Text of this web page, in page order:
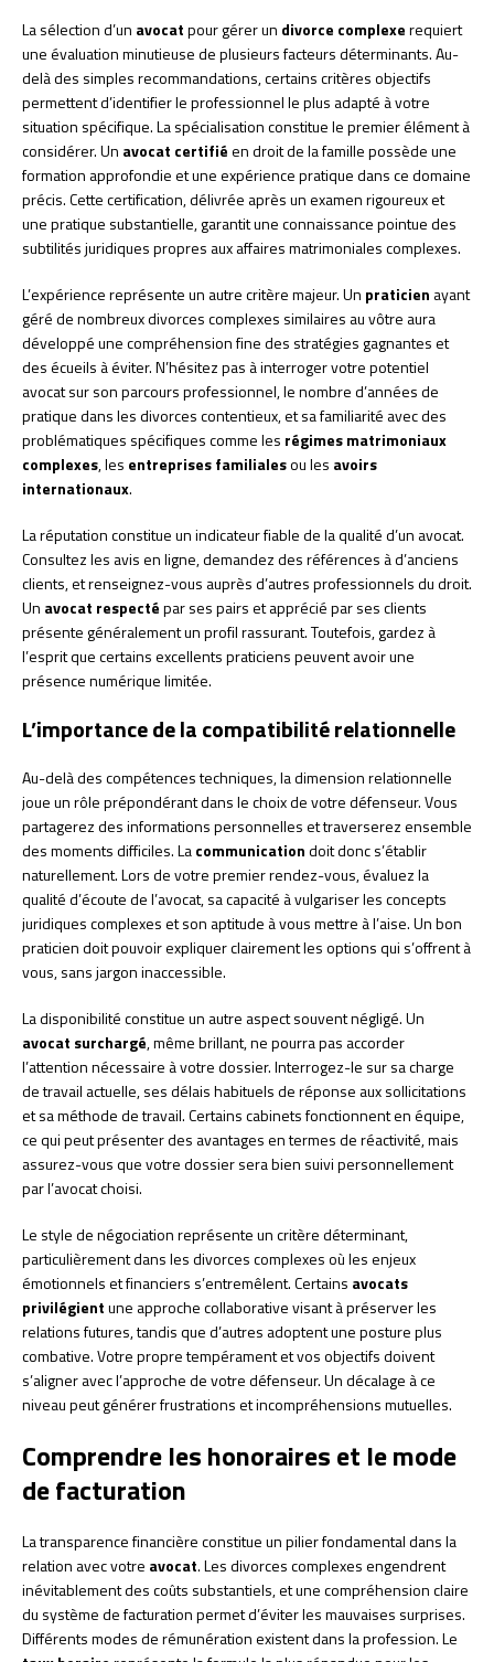
La sélection d’un avocatpour gérer un divorce complexerequiert
une évaluation minutieuse de plusieurs facteurs déterminants. Au-
delà des simples recommandations, certains critères objectifs
permettent d’identifier le professionnel le plus adapté à votre
situation spécifique. La spécialisation constitue le premier élément à
considérer. Un avocat certifiéen droit de la famille possède une
formation approfondie et une expérience pratique dans ce domaine
précis. Cette certification, délivrée après un examen rigoureux et
une pratique substantielle, garantit une connaissance pointue des
subtilités juridiques propres aux affaires matrimoniales complexes.
L’expérience représente un autre critère majeur. Un praticien ayant
géré de nombreux divorces complexes similaires au vôtre aura
développé une compréhension fine des stratégies gagnantes et
des écueils à éviter. N’hésitez pas à interroger votre potentiel
avocat sur son parcours professionnel, le nombre d’années de
pratique dans les divorces contentieux, et sa familiarité avec des
problématiques spécifiques comme les régimes matrimoniaux
complexes, les entreprises familialesou les avoirs
internationaux.
La réputation constitue un indicateur fiable de la qualité d’un avocat.
Consultez les avis en ligne, demandez des références à d’anciens
clients, et renseignez-vous auprès d’autres professionnels du droit.
Un avocat respectépar ses pairs et apprécié par ses clients
présente généralement un profil rassurant. Toutefois, gardez à
l’esprit que certains excellents praticiens peuvent avoir une
présence numérique limitée.
L’importance de la compatibilité relationnelle
Au-delà des compétences techniques, la dimension relationnelle
joue un rôle prépondérant dans le choix de votre défenseur. Vous
partagerez des informations personnelles et traverserez ensemble
des moments difficiles. Lacommunicationdoit donc s’établir
naturellement. Lors de votre premier rendez-vous, évaluez la
qualité d’écoute de l’avocat, sa capacité à vulgariser les concepts
juridiques complexes et son aptitude à vous mettre à l’aise. Un bon
praticien doit pouvoir expliquer clairement les options qui s’offrent à
vous, sans jargon inaccessible.
La disponibilité constitue un autre aspect souvent négligé. Un
avocat surchargé, même brillant, ne pourra pas accorder
l’attention nécessaire à votre dossier. Interrogez-le sur sa charge
de travail actuelle, ses délais habituels de réponse aux sollicitations
et sa méthode de travail. Certains cabinets fonctionnent en équipe,
ce qui peut présenter des avantages en termes de réactivité, mais
assurez-vous que votre dossier sera bien suivi personnellement
par l’avocat choisi.
Le style de négociation représente un critère déterminant,
particulièrement dans les divorces complexes où les enjeux
émotionnels et financiers s’entremêlent. Certains avocats
privilégientune approche collaborative visant à préserver les
relations futures, tandis que d’autres adoptent une posture plus
combative. Votre propre tempérament et vos objectifs doivent
s’aligner avec l’approche de votre défenseur. Un décalage à ce
niveau peut générer frustrations et incompréhensions mutuelles.
Comprendre les honoraires et le mode
de facturation
La transparence financière constitue un pilier fondamental dans la
relation avec votre avocat. Les divorces complexes engendrent
inévitablement des coûts substantiels, et une compréhension claire
du système de facturation permet d’éviter les mauvaises surprises.
Différents modes de rémunération existent dans la profession. Le